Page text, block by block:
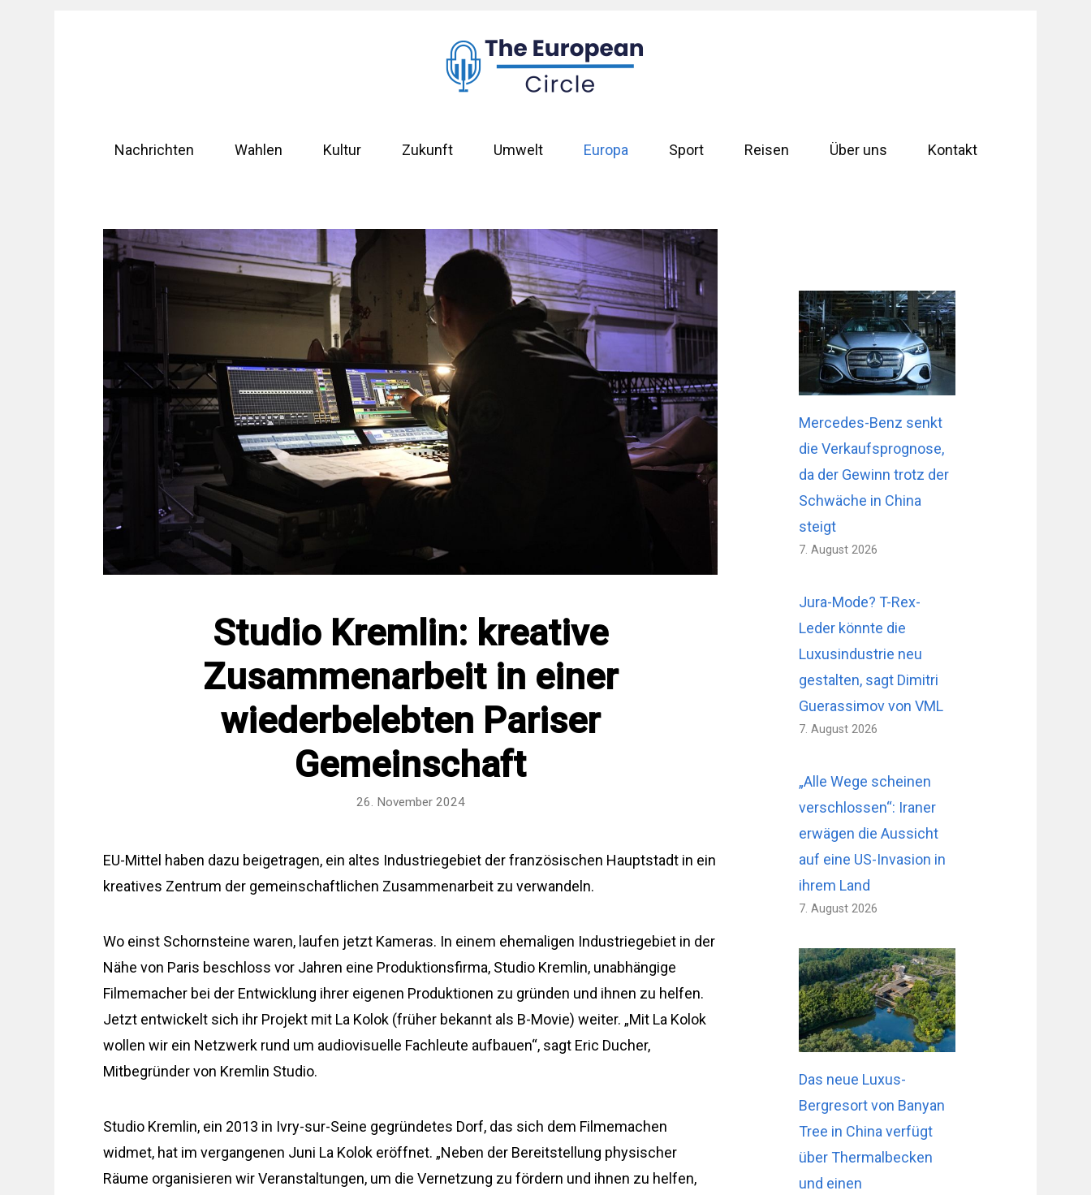
Nachrichten Wahlen Kultur Zukunft Umwelt Europa Sport Reisen Über uns Kontakt
Studio Kremlin: kreative
Zusammenarbeit in einer
wiederbelebten Pariser
Gemeinschaft
26. November 2024
EU-Mittel haben dazu beigetragen, ein altes Industriegebiet der französischen Hauptstadt in ein
kreatives Zentrum der gemeinschaftlichen Zusammenarbeit zu verwandeln.
Wo einst Schornsteine ​​waren, laufen jetzt Kameras. In einem ehemaligen Industriegebiet in der
Nähe von Paris beschloss vor Jahren eine Produktionsfirma, Studio Kremlin, unabhängige
Filmemacher bei der Entwicklung ihrer eigenen Produktionen zu gründen und ihnen zu helfen.
Jetzt entwickelt sich ihr Projekt mit La Kolok (früher bekannt als B-Movie) weiter. „Mit La Kolok
wollen wir ein Netzwerk rund um audiovisuelle Fachleute aufbauen“, sagt Eric Ducher,
Mitbegründer von Kremlin Studio.
Studio Kremlin, ein 2013 in Ivry-sur-Seine gegründetes Dorf, das sich dem Filmemachen
widmet, hat im vergangenen Juni La Kolok eröffnet. „Neben der Bereitstellung physischer
Räume organisieren wir Veranstaltungen, um die Vernetzung zu fördern und ihnen zu helfen,
Mercedes-Benz senkt
die Verkaufsprognose,
da der Gewinn trotz der
Schwäche in China
steigt
7. August 2026
Jura-Mode? T-Rex-
Leder könnte die
Luxusindustrie neu
gestalten, sagt Dimitri
Guerassimov von VML
7. August 2026
„Alle Wege scheinen
verschlossen“: Iraner
erwägen die Aussicht
auf eine US-Invasion in
ihrem Land
7. August 2026
Das neue Luxus-
Bergresort von Banyan
Tree in China verfügt
über Thermalbecken
und einen